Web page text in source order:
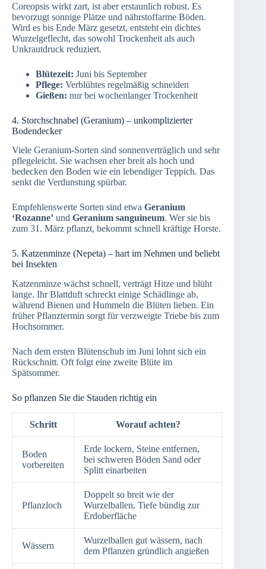
Coreopsis wirkt zart, ist aber erstaunlich robust. Es
bevorzugt sonnige Plätze und nährstoffarme Böden.
Wird es bis Ende März gesetzt, entsteht ein dichtes
Wurzelgeflecht, das sowohl Trockenheit als auch
Unkrautdruck reduziert.
Blütezeit: Juni bis September
Pflege: Verblühtes regelmäßig schneiden
Gießen: nur bei wochenlanger Trockenheit
4. Storchschnabel (Geranium) – unkomplizierter
Bodendecker
Viele Geranium-Sorten sind sonnenverträglich und sehr
pflegeleicht. Sie wachsen eher breit als hoch und
bedecken den Boden wie ein lebendiger Teppich. Das
senkt die Verdunstung spürbar.
Empfehlenswerte Sorten sind etwa Geranium
‘Rozanne’ und Geranium sanguineum. Wer sie bis
zum 31. März pflanzt, bekommt schnell kräftige Horste.
5. Katzenminze (Nepeta) – hart im Nehmen und beliebt
bei Insekten
Katzenminze wächst schnell, verträgt Hitze und blüht
lange. Ihr Blattduft schreckt einige Schädlinge ab,
während Bienen und Hummeln die Blüten lieben. Ein
früher Pflanztermin sorgt für verzweigte Triebe bis zum
Hochsommer.
Nach dem ersten Blütenschub im Juni lohnt sich ein
Rückschnitt. Oft folgt eine zweite Blüte im
Spätsommer.
So pflanzen Sie die Stauden richtig ein
Schritt Worauf achten?
Boden
vorbereiten
Erde lockern, Steine entfernen,
bei schweren Böden Sand oder
Splitt einarbeiten
Pflanzloch
Doppelt so breit wie der
Wurzelballen, Tiefe bündig zur
Erdoberfläche
Wässern
Wurzelballen gut wässern, nach
dem Pflanzen gründlich angießen